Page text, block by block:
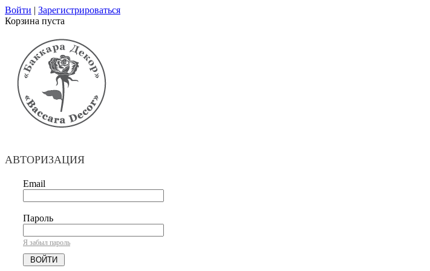
Войти | Зарегистрироваться
Корзина пуста
АВТОРИЗАЦИЯ
Email
Пароль
Я забыл пароль